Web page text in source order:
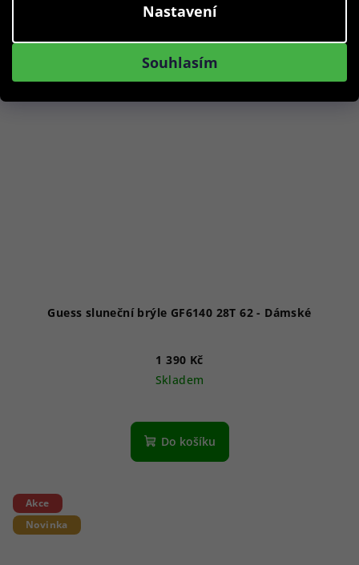
Nastavení
Souhlasím
Guess sluneční brýle GF6140 28T 62 - Dámské
1 390 Kč
Skladem
Do košíku
Akce
Novinka